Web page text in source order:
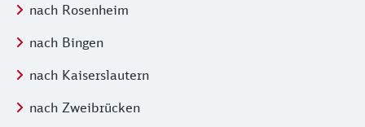
nach Rosenheim
nach Bingen
nach Kaiserslautern
nach Zweibrücken